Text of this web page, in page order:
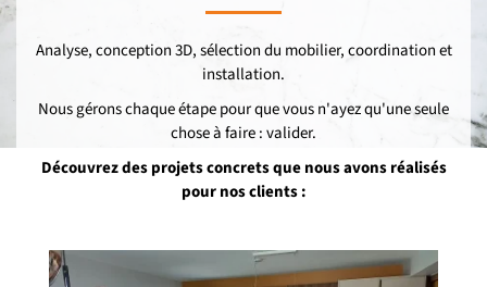
Analyse, conception 3D, sélection du mobilier, coordination et
installation.
Nous gérons chaque étape pour que vous n'ayez qu'une seule
chose à faire : valider.
Découvrez des projets concrets que nous avons réalisés
pour nos clients :